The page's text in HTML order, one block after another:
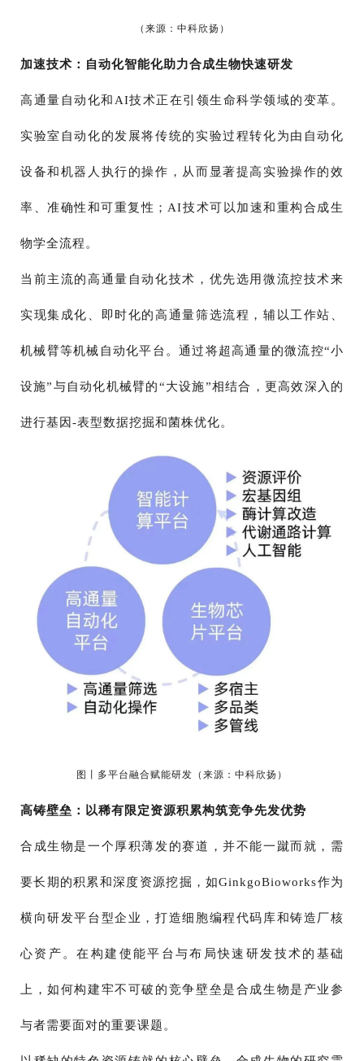
（来源：中科欣扬）
加速技术：自动化智能化助力合成生物快速研发
高通量自动化和AI技术正在引领生命科学领域的变革。
实验室自动化的发展将传统的实验过程转化为由自动化
设备和机器人执行的操作，从而显著提高实验操作的效
率、准确性和可重复性；AI技术可以加速和重构合成生
物学全流程。
当前主流的高通量自动化技术，优先选用微流控技术来
实现集成化、即时化的高通量筛选流程，辅以工作站、
机械臂等机械自动化平台。通过将超高通量的微流控“小
设施”与自动化机械臂的“大设施”相结合，更高效深入的
进行基因-表型数据挖掘和菌株优化。
图丨多平台融合赋能研发（来源：中科欣扬）
高铸壁垒：以稀有限定资源积累构筑竞争先发优势
合成生物是一个厚积薄发的赛道，并不能一蹴而就，需
要长期的积累和深度资源挖掘，如GinkgoBioworks作为
横向研发平台型企业，打造细胞编程代码库和铸造厂核
心资产。在构建使能平台与布局快速研发技术的基础
上，如何构建牢不可破的竞争壁垒是合成生物是产业参
与者需要面对的重要课题。